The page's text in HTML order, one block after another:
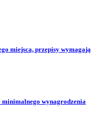
miejsca, przepisy wymagają
minimalnego wynagrodzenia